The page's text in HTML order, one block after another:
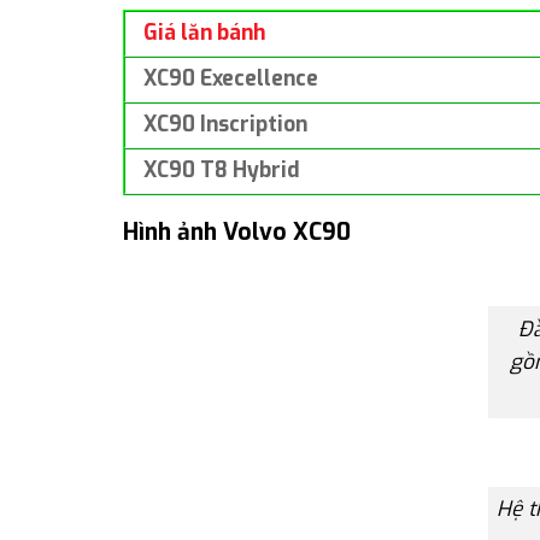
Giá lăn bánh
XC90 Execellence
XC90 Inscription
XC90 T8 Hybrid
Hình ảnh Volvo XC90
Hệ